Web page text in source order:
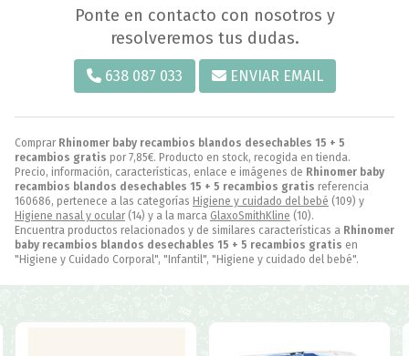
Comprar Rhinomer baby recambios blandos desechables 15 + 5
recambios gratis por 7,85€. Producto en stock, recogida en tienda.
Precio, información, características, enlace e imágenes de Rhinomer baby
recambios blandos desechables 15 + 5 recambios gratis referencia
160686, pertenece a las categorías Higiene y cuidado del bebé (109) y
Higiene nasal y ocular (14) y a la marca GlaxoSmithKline (10).
Encuentra productos relacionados y de similares características a Rhinomer
baby recambios blandos desechables 15 + 5 recambios gratis en
"Higiene y Cuidado Corporal", "Infantil", "Higiene y cuidado del bebé".
Ponte en contacto con nosotros y
resolveremos tus dudas.
638 087 033 ENVIAR EMAIL